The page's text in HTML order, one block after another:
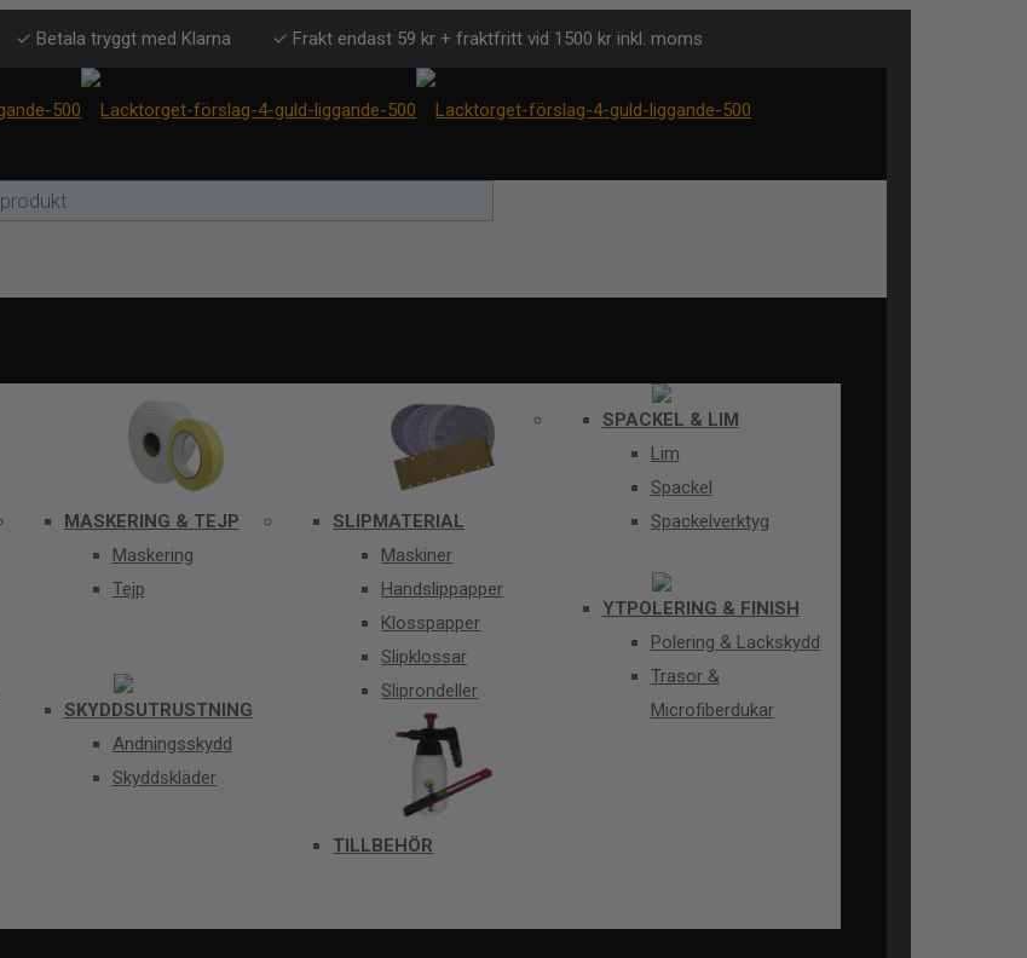
✓ Betala tryggt med Klarna ✓ Frakt endast 59 kr + fraktfritt vid 1500 kr inkl. moms
MASKERING & TEJP
Maskering
Tejp
SKYDDSUTRUSTNING
Andningsskydd
Skyddskläder
SLIPMATERIAL
Maskiner
Handslippapper
Klosspapper
Slipklossar
Sliprondeller
TILLBEHÖR
SPACKEL & LIM
Lim
Spackel
Spackelverktyg
YTPOLERING & FINISH
Polering & Lackskydd
Trasor &
Microfiberdukar